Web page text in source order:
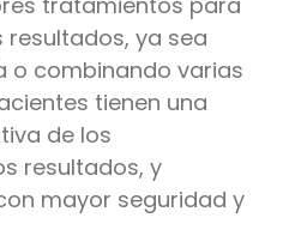
ya sea
o combinando varias
tienen una
de los
resultados, y
mayor seguridad y